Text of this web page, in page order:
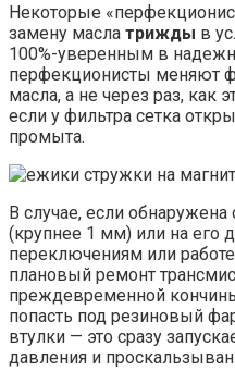
Некоторые
замену масла трижды в
100%-уверенным в
перфекционисты меняют
масла, а не через раз, как
если у фильтра сетка
промыта.
В случае, если
(крупнее 1 мм) или на его
переключениям или
плановый ремонт
преждевременной
попасть под резиновый
втулки — это сразу
давления и